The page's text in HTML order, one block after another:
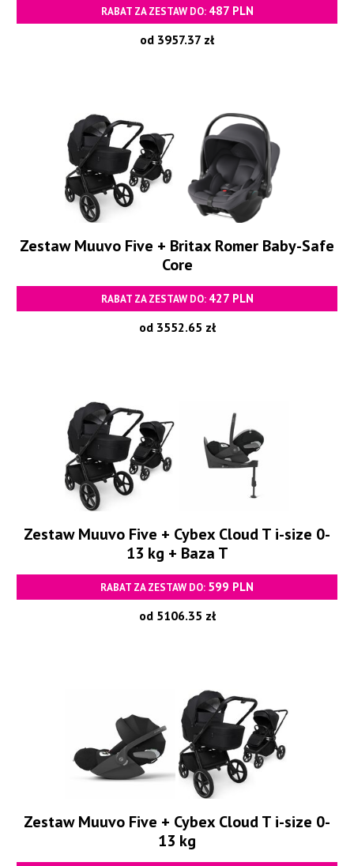
RABAT ZA ZESTAW DO: 487 PLN
od 3957.37 zł
Zestaw Muuvo Five + Britax Romer Baby-Safe
Core
RABAT ZA ZESTAW DO: 427 PLN
od 3552.65 zł
Zestaw Muuvo Five + Cybex Cloud T i-size 0-
13 kg + Baza T
RABAT ZA ZESTAW DO: 599 PLN
od 5106.35 zł
Zestaw Muuvo Five + Cybex Cloud T i-size 0-
13 kg